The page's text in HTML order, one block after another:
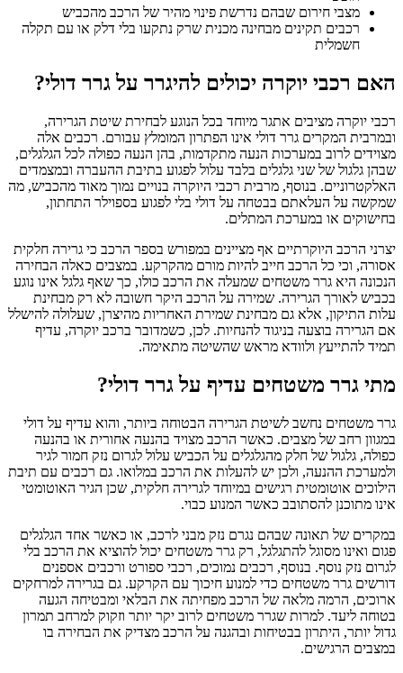
מצבי חירום שבהם נדרשת פינוי מהיר של הרכב מהכביש
רכבים תקינים מבחינה מכנית שרק נתקעו בלי דלק או עם תקלה
חשמלית
האם רכבי יוקרה יכולים להיגרר על גרר דולי?
רכבי יוקרה מציבים אתגר מיוחד בכל הנוגע לבחירת שיטת הגרירה,
ובמרבית המקרים גרר דולי אינו הפתרון המומלץ עבורם. רכבים אלה
מצוידים לרוב במערכות הנעה מתקדמות, בהן הנעה כפולה לכל הגלגלים,
שבהן גלגול של שני גלגלים בלבד עלול לפגוע בתיבת ההעברה ובמצמדים
האלקטרוניים. בנוסף, מרבית רכבי היוקרה בנויים נמוך מאוד מהכביש, מה
שמקשה על העלאתם בבטחה על דולי בלי לפגוע בספוילר התחתון,
בחישוקים או במערכת המתלים.
יצרני הרכב היוקרתיים אף מציינים במפורש בספר הרכב כי גרירה חלקית
אסורה, וכי כל הרכב חייב להיות מורם מהקרקע. במצבים כאלה הבחירה
הנכונה היא גרר משטחים שמעלה את הרכב כולו, כך שאף גלגל אינו נוגע
בכביש לאורך הגרירה. שמירה על הרכב היקר חשובה לא רק מבחינת
עלות התיקון, אלא גם מבחינת שמירת האחריות מהיצרן, שעלולה להישלל
אם הגרירה בוצעה בניגוד להנחיות. לכן, כשמדובר ברכב יוקרה, עדיף
תמיד להתייעץ ולוודא מראש שהשיטה מתאימה.
מתי גרר משטחים עדיף על גרר דולי?
גרר משטחים נחשב לשיטת הגרירה הבטוחה ביותר, והוא עדיף על דולי
במגוון רחב של מצבים. כאשר הרכב מצויד בהנעה אחורית או בהנעה
כפולה, גלגול של חלק מהגלגלים על הכביש עלול לגרום נזק חמור לגיר
ולמערכת ההנעה, ולכן יש להעלות את הרכב במלואו. גם רכבים עם תיבת
הילוכים אוטומטית רגישים במיוחד לגרירה חלקית, שכן הגיר האוטומטי
אינו מתוכנן להסתובב כאשר המנוע כבוי.
במקרים של תאונה שבהם נגרם נזק מבני לרכב, או כאשר אחד הגלגלים
פגום ואינו מסוגל להתגלגל, רק גרר משטחים יכול להוציא את הרכב בלי
לגרום נזק נוסף. בנוסף, רכבים נמוכים, רכבי ספורט ורכבים אספנים
דורשים גרר משטחים כדי למנוע חיכוך עם הקרקע. גם בגרירה למרחקים
ארוכים, הרמה מלאה של הרכב מפחיתה את הבלאי ומבטיחה הגעה
בטוחה ליעד. למרות שגרר משטחים לרוב יקר יותר וזקוק למרחב תמרון
גדול יותר, היתרון בבטיחות ובהגנה על הרכב מצדיק את הבחירה בו
במצבים הרגישים.